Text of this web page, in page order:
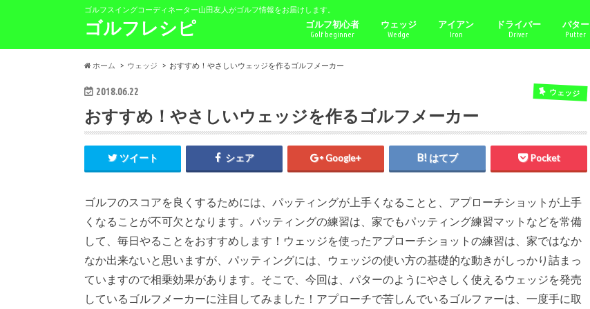
ゴルフスイングコーディネーター山田友人がゴルフ情報をお届けします。
ゴルフレシピ ゴルフ初心者
Golf beginner
ウェッジ
Wedge
アイアン
Iron
ドライバー
Driver
パター
Putter
ホーム ウェッジ おすすめ！やさしいウェッジを作るゴルフメーカー
2018.06.22 ウェッジ
おすすめ！やさしいウェッジを作るゴルフメーカー
ツイート シェア Google+ はてブ Pocket
ゴルフのスコアを良くするためには、パッティングが上手くなることと、アプローチショットが上手
くなることが不可欠となります。パッティングの練習は、家でもパッティング練習マットなどを常備
して、毎日やることをおすすめします！ウェッジを使ったアプローチショットの練習は、家ではなか
なか出来ないと思いますが、パッティングには、ウェッジの使い方の基礎的な動きがしっかり詰まっ
ていますので相乗効果があります。そこで、今回は、パターのようにやさしく使えるウェッジを発売
しているゴルフメーカーに注目してみました！アプローチで苦しんでいるゴルファーは、一度手に取